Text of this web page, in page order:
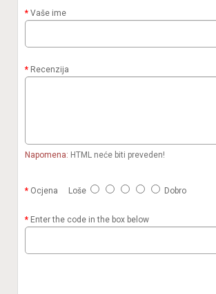
Vaše ime
Recenzija
Napomena: HTML neće biti preveden!
Ocjena Loše Dobro
Enter the code in the box below